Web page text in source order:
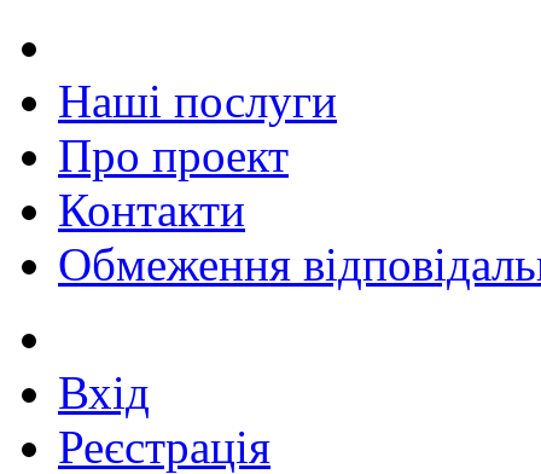
Наші послуги
Про проект
Контакти
Обмеження
Вхід
Реєстрація